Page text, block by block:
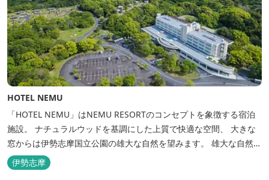
HOTEL NEMU
「HOTEL NEMU」はNEMU RESORTのコンセプトを象徴する宿泊
施設。 ナチュラルウッドを基調にした上質で快適な空間、 大きな
窓からは伊勢志摩国立公園の雄大な自然を望みます。 雄大な自然を
肌で感じるアクティビティや、食材にこだわった旬のお料理、この
地に湧き出る温泉… ここでしかできない「伊勢志摩の恵みあふれ
伊勢志摩